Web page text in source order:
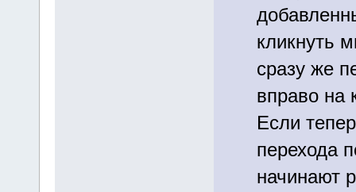
кликнуть
сразу же
вправо на
Если
перехода
начинают